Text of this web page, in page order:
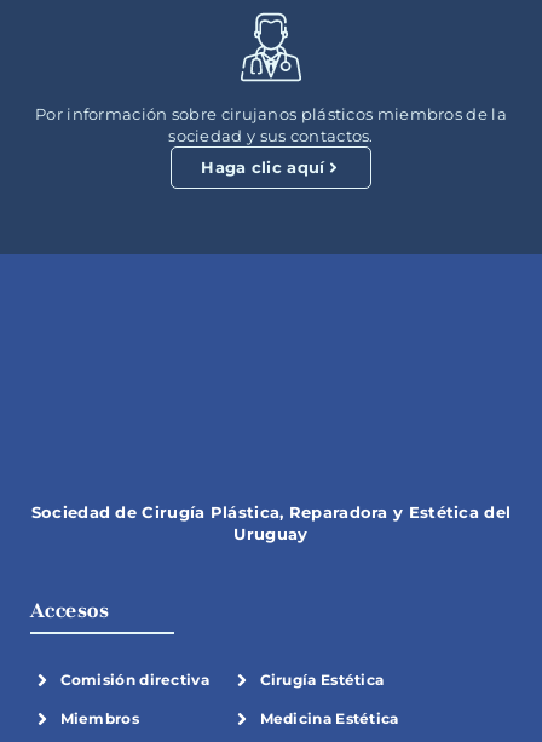
Por información sobre cirujanos plásticos miembros de la
sociedad y sus contactos.
Haga clic aquí
Sociedad de Cirugía Plástica, Reparadora y Estética del
Uruguay
Accesos
Comisión directiva
Miembros
Cirugía Estética
Medicina Estética